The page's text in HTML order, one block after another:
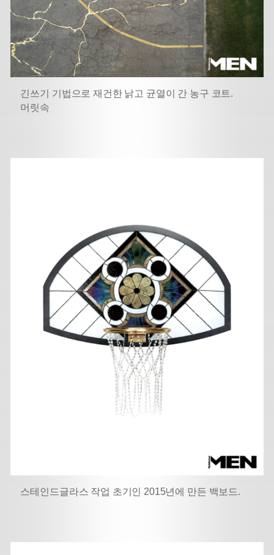
긴쓰기 기법으로 재건한 낡고 균열이 간 농구 코트.
머릿속
스테인드글라스 작업 초기인 2015년에 만든 백보드.